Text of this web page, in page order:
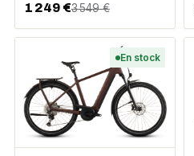
1 249 €3 549 €
En stock